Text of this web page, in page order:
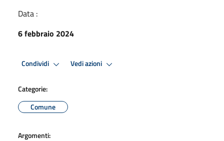
Data :
6 febbraio 2024
Condividi Vedi azioni
Categorie:
Comune
Argomenti: